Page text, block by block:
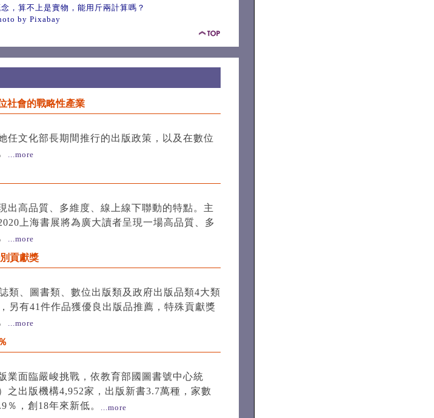
，算不上是實物，能用斤兩計算嗎？
by Pixabay
社會的戰略性產業
任文化部長期間推行的出版政策，以及在數位
...more
出高品質、多維度、線上線下聯動的特點。主
上海書展將為廣大讀者呈現一場高品質、多
...more
貢獻獎
類、圖書類、數位出版類及政府出版品類4大類
另有41件作品獲優良出版品推薦，特殊貢獻獎
...more
業面臨嚴峻挑戰，依教育部國圖書號中心統
之出版機構4,952家，出版新書3.7萬種，家數
％，創18年來新低。
...more